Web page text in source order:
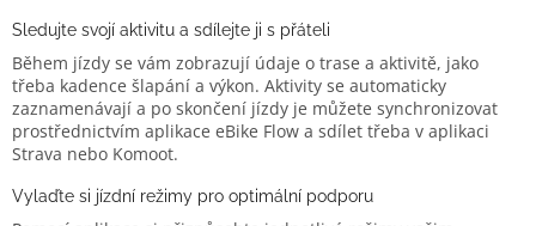
Sledujte svojí aktivitu a sdílejte ji s přáteli
Během jízdy se vám zobrazují údaje o trase a aktivitě, jako
třeba kadence šlapání a výkon. Aktivity se automaticky
zaznamenávají a po skončení jízdy je můžete synchronizovat
prostřednictvím aplikace eBike Flow a sdílet třeba v aplikaci
Strava nebo Komoot.
Vylaďte si jízdní režimy pro optimální podporu